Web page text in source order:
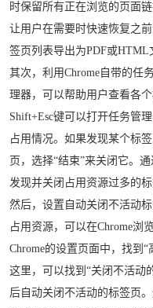
时保留所有正在浏览的页面
让用户在需要时快速恢复之
签页列表导出为PDF或HTML
其次，利用Chrome自带的任
理器，可以帮助用户查看各
Shift+Esc键可以打开任务管
占用情况。如果发现某个标
页，选择“结束”来关闭它。
发现并关闭占用资源过多的
然后，设置自动关闭不活动
占用资源，可以在Chrome浏
Chrome的设置页面中，找到
这里，可以找到“关闭不活动
后自动关闭不活动的标签页